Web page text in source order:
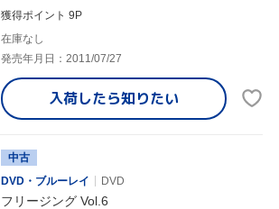
獲得ポイント 9P
在庫なし
発売年月日：2011/07/27
入荷したら知りたい
中古
DVD・ブルーレイ
DVD
フリージング Vol.6